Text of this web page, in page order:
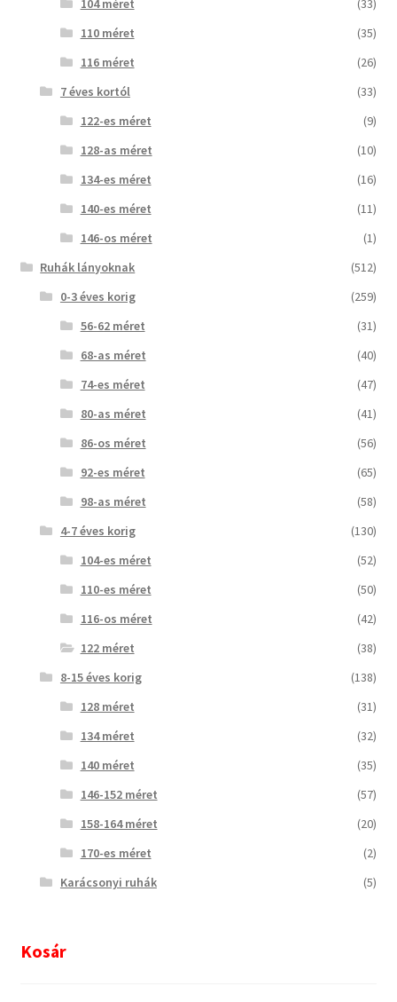
104 méret
(33)
110 méret
(35)
116 méret
(26)
7 éves kortól
(33)
122-es méret
(9)
128-as méret
(10)
134-es méret
(16)
140-es méret
(11)
146-os méret
(1)
Ruhák lányoknak
(512)
0-3 éves korig
(259)
56-62 méret
(31)
68-as méret
(40)
74-es méret
(47)
80-as méret
(41)
86-os méret
(56)
92-es méret
(65)
98-as méret
(58)
4-7 éves korig
(130)
104-es méret
(52)
110-es méret
(50)
116-os méret
(42)
122 méret
(38)
8-15 éves korig
(138)
128 méret
(31)
134 méret
(32)
140 méret
(35)
146-152 méret
(57)
158-164 méret
(20)
170-es méret
(2)
Karácsonyi ruhák
(5)
Kosár